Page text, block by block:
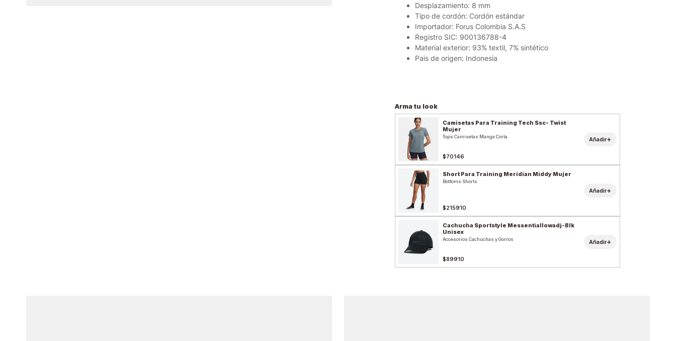
Desplazamiento: 8 mm
Tipo de cordón: Cordón estándar
Importador: Forus Colombia S.A.S
Registro SIC: 900136788-4
Material exterior: 93% textil, 7% sintético
Pais de origen: Indonesia
Arma tu look
Camisetas Para Training Tech Ssc- Twist
Mujer
Tops Camisetas Manga Corta
$70146
Añadir+
Short Para Training Meridian Middy Mujer
Bottoms Shorts
$215910
Añadir+
Cachucha Sportstyle Messentiallowadj-Blk
Unisex
Accesorios Cachuchas y Gorros
$89910
Añadir+